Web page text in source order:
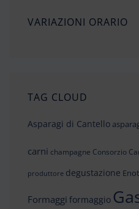
VARIAZIONI ORARIO
TAG CLOUD
Asparagi di Cantello
carni champagne Consorzio
produttore degustazione
Formaggi formaggio